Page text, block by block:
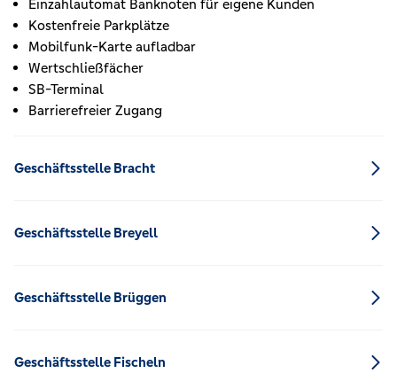
Einzahlautomat Banknoten für eigene Kunden
Kostenfreie Parkplätze
Mobilfunk-Karte aufladbar
Wertschließfächer
SB-Terminal
Barrierefreier Zugang
Geschäftsstelle Bracht
Geschäftsstelle Breyell
Geschäftsstelle Brüggen
Geschäftsstelle Fischeln